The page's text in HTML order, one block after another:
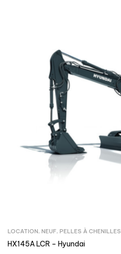
LOCATION, NEUF, PELLES À CHENILLES
HX145A LCR – Hyundai